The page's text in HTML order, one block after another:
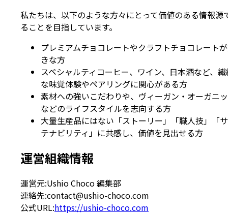
私たちは、以下のような方々にとって価値のある情報源
ることを目指しています。
プレミアムチョコレートやクラフトチョコレート
きな方
スペシャルティコーヒー、ワイン、日本酒など、
な味覚体験やペアリングに関心がある方
素材への強いこだわりや、ヴィーガン・オーガニ
などのライフスタイルを志向する方
大量生産品にはない「ストーリー」「職人技」「
テナビリティ」に共感し、価値を見出せる方
運営組織情報
運営元:Ushio Choco 編集部
連絡先:contact@ushio-choco.com
公式URL:https://ushio-choco.com